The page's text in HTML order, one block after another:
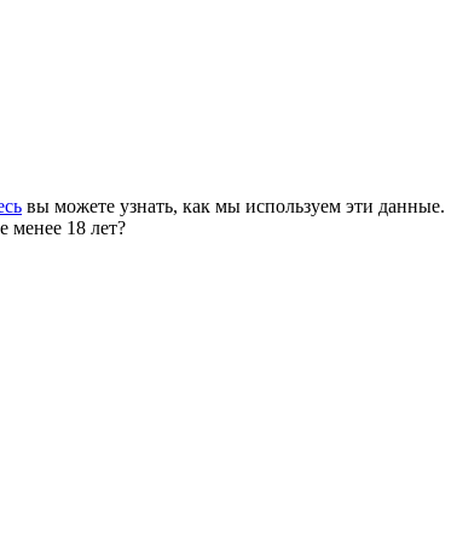
вы можете узнать, как мы используем эти данные.
менее 18 лет?